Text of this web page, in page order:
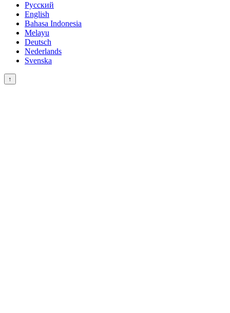
Русский
English
Bahasa Indonesia
Melayu
Deutsch
Nederlands
Svenska
↑